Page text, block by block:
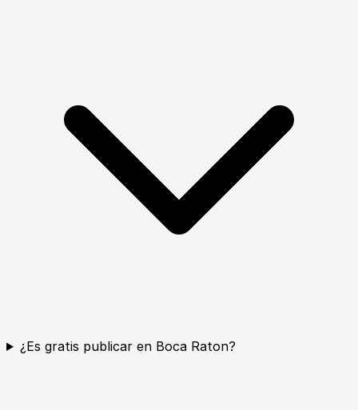
¿Es gratis publicar en Boca Raton?